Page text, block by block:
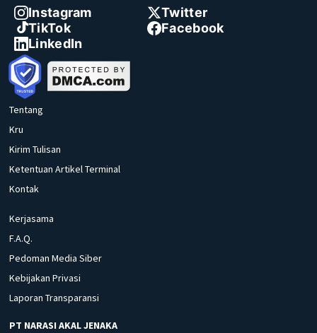
Instagram
Twitter
TikTok
Facebook
LinkedIn
Tentang
Kru
Kirim Tulisan
Ketentuan Artikel Terminal
Kontak
Kerjasama
F.A.Q.
Pedoman Media Siber
Kebijakan Privasi
Laporan Transparansi
PT NARASI AKAL JENAKA